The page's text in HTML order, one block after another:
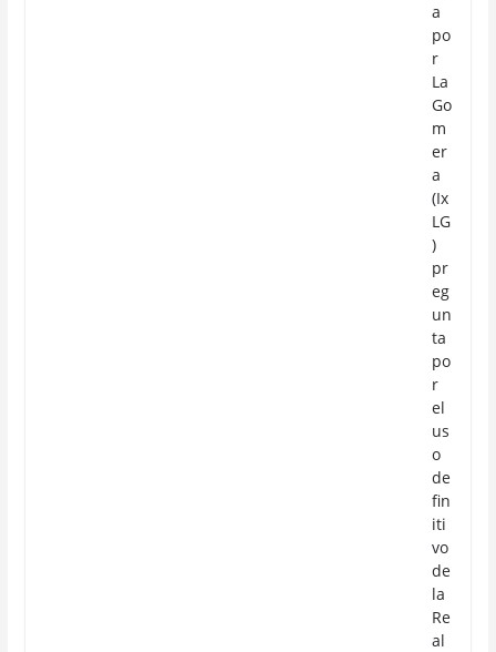
a
po
r
La
Go
m
er
a
(Ix
LG
)
pr
eg
un
ta
po
r
el
us
o
de
fin
iti
vo
de
la
Re
al